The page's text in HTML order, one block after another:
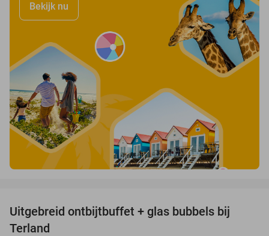
Bekijk nu
Uitgebreid ontbijtbuffet + glas bubbels bij
Terland